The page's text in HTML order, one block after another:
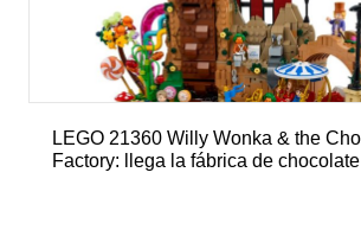
LEGO 21360 Willy Wonka & the
Factory: llega la fábrica de